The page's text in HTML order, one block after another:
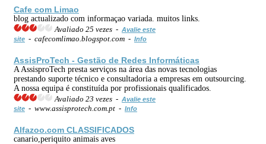
Cafe com Limao
blog actualizado com informaçao variada. muitos links.
Avaliado 25 vezes - Avalie este
site - cafecomlimao.blogspot.com - Info
AssisProTech - Gestão de Redes Informáticas
A AssisproTech presta serviços na área das novas tecnologias
prestando suporte técnico e consultadoria a empresas em outsourcing.
A nossa equipa é constituída por profissionais qualificados.
Avaliado 23 vezes - Avalie este
site - www.assisprotech.com.pt - Info
Alfazoo.com CLASSIFICADOS
canario,periquito animais aves